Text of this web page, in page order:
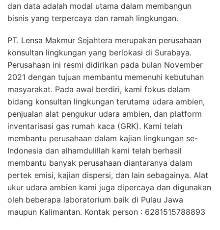
dan data adalah modal utama dalam membangun
bisnis yang terpercaya dan ramah lingkungan.
PT. Lensa Makmur Sejahtera merupakan perusahaan
konsultan lingkungan yang berlokasi di Surabaya.
Perusahaan ini resmi didirikan pada bulan November
2021 dengan tujuan membantu memenuhi kebutuhan
masyarakat. Pada awal berdiri, kami fokus dalam
bidang konsultan lingkungan terutama udara ambien,
penjualan alat pengukur udara ambien, dan platform
inventarisasi gas rumah kaca (GRK). Kami telah
membantu perusahaan dalam kajian lingkungan se-
Indonesia dan alhamdulillah kami telah berhasil
membantu banyak perusahaan diantaranya dalam
pertek emisi, kajian dispersi, dan lain sebagainya. Alat
ukur udara ambien kami juga dipercaya dan digunakan
oleh beberapa laboratorium baik di Pulau Jawa
maupun Kalimantan. Kontak person : 6281515788893